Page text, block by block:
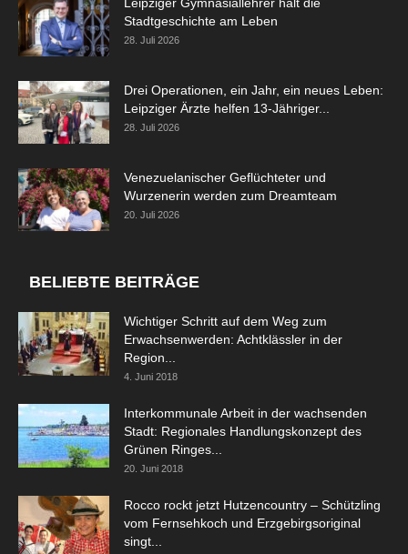
Stadtgeschichte am Leben
28. Juli 2026
Drei Operationen, ein Jahr, ein neues Leben:
Leipziger Ärzte helfen 13-Jähriger...
28. Juli 2026
Venezuelanischer Geflüchteter und
Wurzenerin werden zum Dreamteam
20. Juli 2026
BELIEBTE BEITRÄGE
Wichtiger Schritt auf dem Weg zum
Erwachsenwerden: Achtklässler in der
Region...
4. Juni 2018
Interkommunale Arbeit in der wachsenden
Stadt: Regionales Handlungskonzept des
Grünen Ringes...
20. Juni 2018
Rocco rockt jetzt Hutzencountry – Schützling
vom Fernsehkoch und Erzgebirgsoriginal
singt...